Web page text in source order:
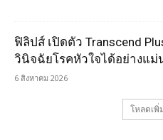
ฟิลิปส์ เปิดตัว Transcend
วินิจฉัยโรคหัวใจได้อย่างแม่
6 สิงหาคม 2026
โหลดเพิ่